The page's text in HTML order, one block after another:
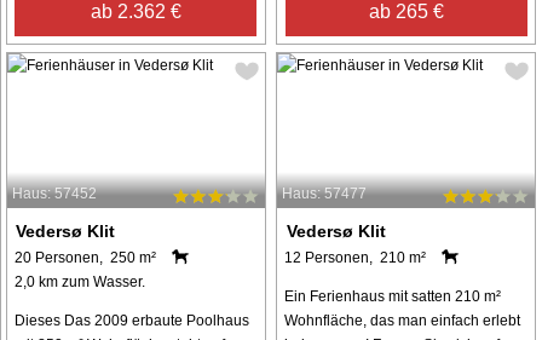
ab 2.362 € ab 265 €
Haus: 57452
Vedersø Klit
20 Personen, 250 m²
2,0 km zum Wasser.
Dieses Das 2009 erbaute Poolhaus
Haus: 57477
Vedersø Klit
12 Personen, 210 m²
Ein Ferienhaus mit satten 210 m²
Wohnfläche, das man einfach erlebt